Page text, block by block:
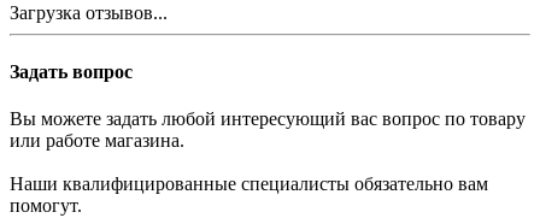
Загрузка отзывов...
Задать вопрос
Вы можете задать любой интересующий вас вопрос по товару
или работе магазина.
Наши квалифицированные специалисты обязательно вам
помогут.